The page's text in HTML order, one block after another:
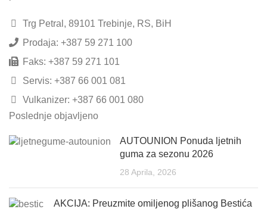
Trg Petral, 89101 Trebinje, RS, BiH
Prodaja: +387 59 271 100
Faks: +387 59 271 101
Servis: +387 66 001 081
Vulkanizer: +387 66 001 080
Poslednje objavljeno
AUTOUNION Ponuda ljetnih
guma za sezonu 2026
28 Aprila, 2026
AKCIJA: Preuzmite omiljenog plišanog Bestića